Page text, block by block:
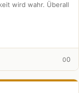
wird wahr. Überall
00